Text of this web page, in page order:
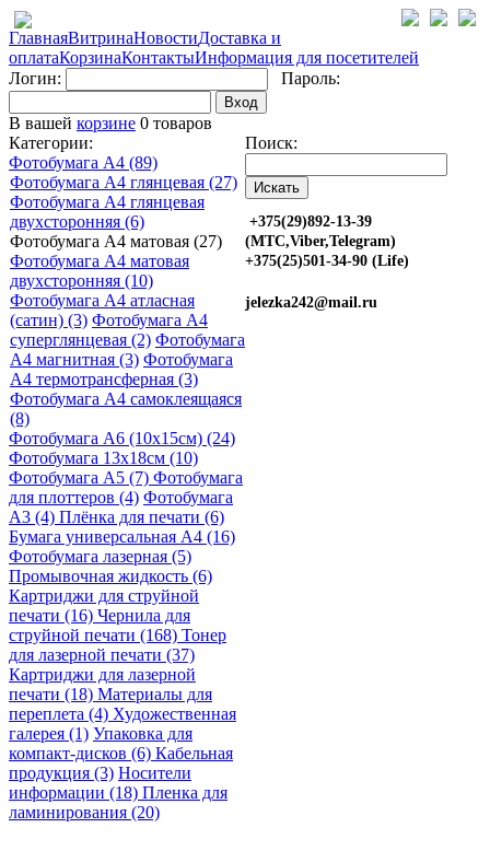
ГлавнаяВитринаНовостиДоставка и
оплатаКорзинаКонтактыИнформация для посетителей
Логин:
Пароль:
Вход
В вашей корзине 0 товаров
Категории:
Фотобумага A4 (89)
Фотобумага A4 глянцевая (27)
Фотобумага A4 глянцевая
двухсторонняя (6)
Фотобумага A4 матовая (27)
Фотобумага A4 матовая
двухсторонняя (10)
Фотобумага A4 атласная
(сатин) (3) Фотобумага A4
суперглянцевая (2) Фотобумага
A4 магнитная (3) Фотобумага
A4 термотрансферная (3)
Фотобумага A4 самоклеящаяся
(8)
Фотобумага A6 (10х15см) (24)
Фотобумага 13х18см (10)
Фотобумага A5 (7) Фотобумага
для плоттеров (4) Фотобумага
A3 (4) Плёнка для печати (6)
Бумага универсальная A4 (16)
Фотобумага лазерная (5)
Промывочная жидкость (6)
Картриджи для струйной
печати (16) Чернила для
струйной печати (168) Тонер
для лазерной печати (37)
Картриджи для лазерной
печати (18) Материалы для
переплета (4) Художественная
галерея (1) Упаковка для
компакт-дисков (6) Кабельная
продукция (3) Носители
информации (18) Пленка для
ламинирования (20)
Поиск:
+375(29)892-13-39
(МТС,Viber,Telegram)
+375(25)501-34-90 (Life)
jelezka242@mail.ru